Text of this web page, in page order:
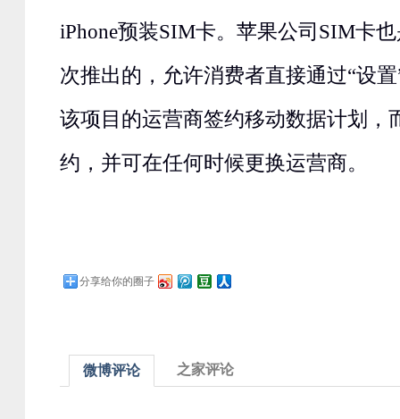
iPhone预装SIM卡。苹果公司SIM卡
次推出的，允许消费者直接通过“设
该项目的运营商签约移动数据计划，
约，并可在任何时候更换运营商。
分享给你的圈子
微博评论 之家评论